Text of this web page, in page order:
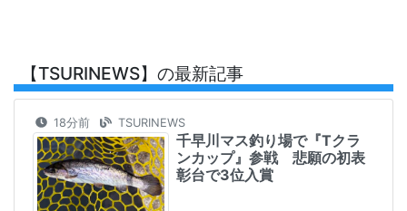
【TSURINEWS】の最新記事
18分前 TSURINEWS
千早川マス釣り場で『Tクラ
ンカップ』参戦 悲願の初表
彰台で3位入賞